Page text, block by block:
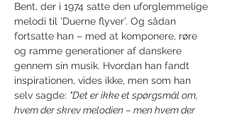
Bent, der i 1974 satte den uforglemmelige
melodi til ’Duerne flyver’. Og sådan
fortsatte han – med at komponere, røre
og ramme generationer af danskere
gennem sin musik. Hvordan han fandt
inspirationen, vides ikke, men som han
selv sagde: "Det er ikke et spørgsmål om,
hvem der skrev melodien – men hvem der